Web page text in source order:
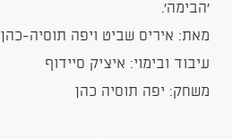
'הבימה'.
מאת: איריס שביט ויפה תוסיה-כהן
עיבוד ובימוי: איציק סיידוף
משחק: יפה תוסיה כהן